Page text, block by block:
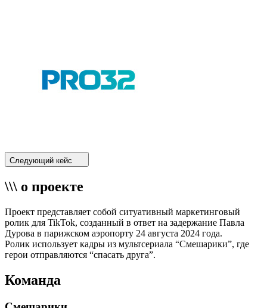
Следующий кейс
\\\ о проекте
Проект представляет собой ситуативный маркетинговый
ролик для TikTok, созданный в ответ на задержание Павла
Дурова в парижском аэропорту 24 августа 2024 года.
Ролик использует кадры из мультсериала “Смешарики”, где
герои отправляются “спасать друга”.
Команда